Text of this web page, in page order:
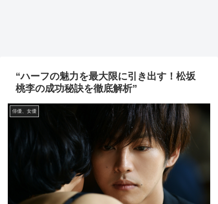
“ハーフの魅力を最大限に引き出す！松坂
桃李の成功秘訣を徹底解析”
俳優、女優